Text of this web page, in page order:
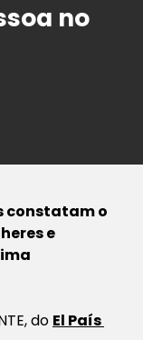
no
constatam o
e
do El País